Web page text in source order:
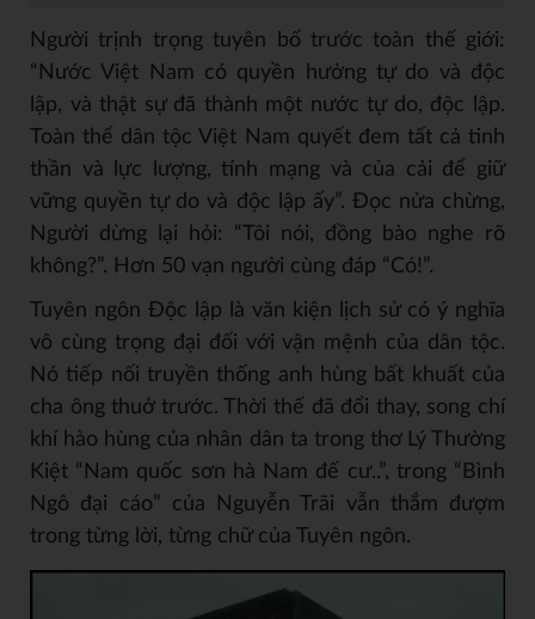
Người trịnh trọng tuyên bố trước toàn thế giới:
“Nước Việt Nam có quyền hưởng tự do và độc
lập, và thật sự đã thành một nước tự do, độc lập.
Toàn thể dân tộc Việt Nam quyết đem tất cả tinh
thần và lực lượng, tính mạng và của cải để giữ
vững quyền tự do và độc lập ấy”. Đọc nửa chừng,
Người dừng lại hỏi: “Tôi nói, đồng bào nghe rõ
không?”. Hơn 50 vạn người cùng đáp “Có!”.
Tuyên ngôn Độc lập là văn kiện lịch sử có ý nghĩa
vô cùng trọng đại đối với vận mệnh của dân tộc.
Nó tiếp nối truyền thống anh hùng bất khuất của
cha ông thuở trước. Thời thế đã đổi thay, song chí
khí hào hùng của nhân dân ta trong thơ Lý Thường
Kiệt “Nam quốc sơn hà Nam đế cư..”, trong “Bình
Ngô đại cáo” của Nguyễn Trãi vẫn thắm đượm
trong từng lời, từng chữ của Tuyên ngôn.